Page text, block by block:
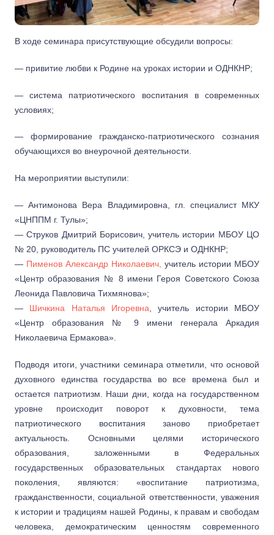
В ходе семинара присутствующие обсудили вопросы:
— привитие любви к Родине на уроках истории и ОДНКНР;
— система патриотического воспитания в современных
условиях;
— формирование гражданско-патриотического сознания
обучающихся во внеурочной деятельности.
На мероприятии выступили:
— Антимонова Вера Владимировна, гл. специалист МКУ
«ЦНППМ г. Тулы»;
— Струков Дмитрий Борисович, учитель истории МБОУ ЦО
№ 20, руководитель ПС учителей ОРКСЭ и ОДНКНР;
— Пименов Александр Николаевич, учитель истории МБОУ
«Центр образования № 8 имени Героя Советского Союза
Леонида Павловича Тихмянова»;
— Шичкина Наталья Игоревна , учитель истории МБОУ
«Центр образования № 9 имени генерала Аркадия
Николаевича Ермакова».
Подводя итоги, участники семинара отметили, что основой
духовного единства государства во все времена был и
остается патриотизм. Наши дни, когда на государственном
уровне происходит поворот к духовности, тема
патриотического воспитания заново приобретает
актуальность. Основными целями исторического
образования, заложенными в Федеральных
государственных образовательных стандартах нового
поколения, являются: «воспитание патриотизма,
гражданственности, социальной ответственности, уважения
к истории и традициям нашей Родины, к правам и свободам
человека, демократическим ценностям современного